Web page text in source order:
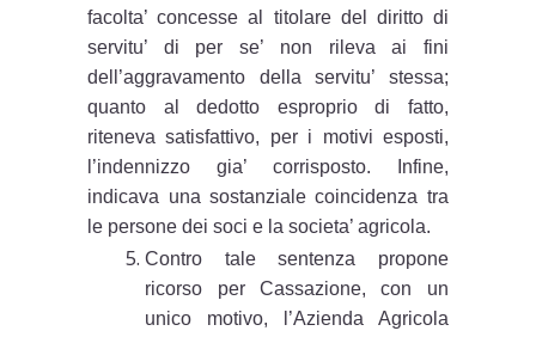
facolta’ concesse al titolare del diritto di
servitu’ di per se’ non rileva ai fini
dell’aggravamento della servitu’ stessa;
quanto al dedotto esproprio di fatto,
riteneva satisfattivo, per i motivi esposti,
l’indennizzo gia’ corrisposto. Infine,
indicava una sostanziale coincidenza tra
le persone dei soci e la societa’ agricola.
Contro tale sentenza propone
ricorso per Cassazione, con un
unico motivo, l’Azienda Agricola